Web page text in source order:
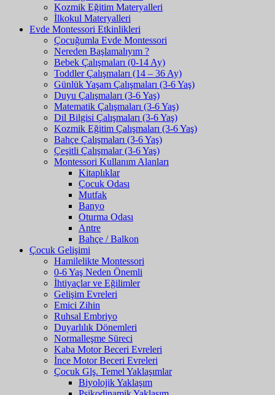
Kozmik Eğitim Materyalleri
İlkokul Materyalleri
Evde Montessori Etkinlikleri
Çocuğumla Evde Montessori
Nereden Başlamalıyım ?
Bebek Çalışmaları (0-14 Ay)
Toddler Çalışmaları (14 – 36 Ay)
Günlük Yaşam Çalışmaları (3-6 Yaş)
Duyu Çalışmaları (3-6 Yaş)
Matematik Çalışmaları (3-6 Yaş)
Dil Bilgisi Çalışmaları (3-6 Yaş)
Kozmik Eğitim Çalışmaları (3-6 Yaş)
Bahçe Çalışmaları (3-6 Yaş)
Çeşitli Çalışmalar (3-6 Yaş)
Montessori Kullanım Alanları
Kitaplıklar
Çocuk Odası
Mutfak
Banyo
Oturma Odası
Antre
Bahçe / Balkon
Çocuk Gelişimi
Hamilelikte Montessori
0-6 Yaş Neden Önemli
İhtiyaçlar ve Eğilimler
Gelişim Evreleri
Emici Zihin
Ruhsal Embriyo
Duyarlılık Dönemleri
Normalleşme Süreci
Kaba Motor Beceri Evreleri
İnce Motor Beceri Evreleri
Çocuk Glş. Temel Yaklaşımlar
Biyolojik Yaklaşım